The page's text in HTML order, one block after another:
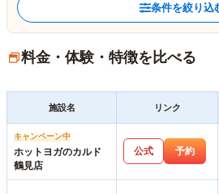
条件を絞り込
料金・体験・特徴を比べる
施設名 リンク
キャンペーン中
ホットヨガのカルド
鶴見店
公式 予約